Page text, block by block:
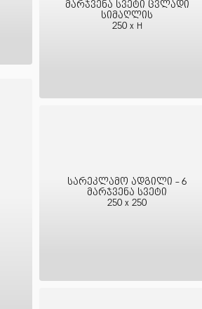
მარჯვენა სვეტი ცვლადი
სიმაღლის
250 x H
სარეკლამო ადგილი - 6
მარჯვენა სვეტი
250 x 250